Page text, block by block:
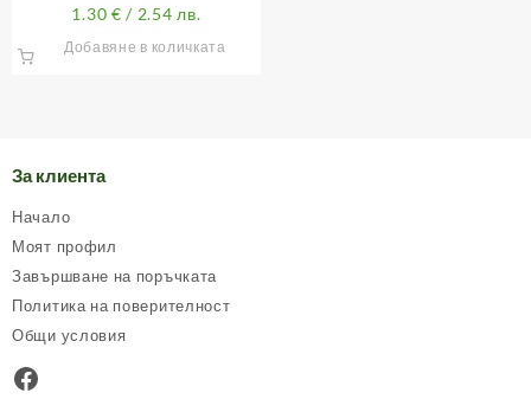
1.30 € / 2.54 лв.
Добавяне в количката
За клиента
Начало
Моят профил
Завършване на поръчката
Политика на поверителност
Общи условия
Facebook